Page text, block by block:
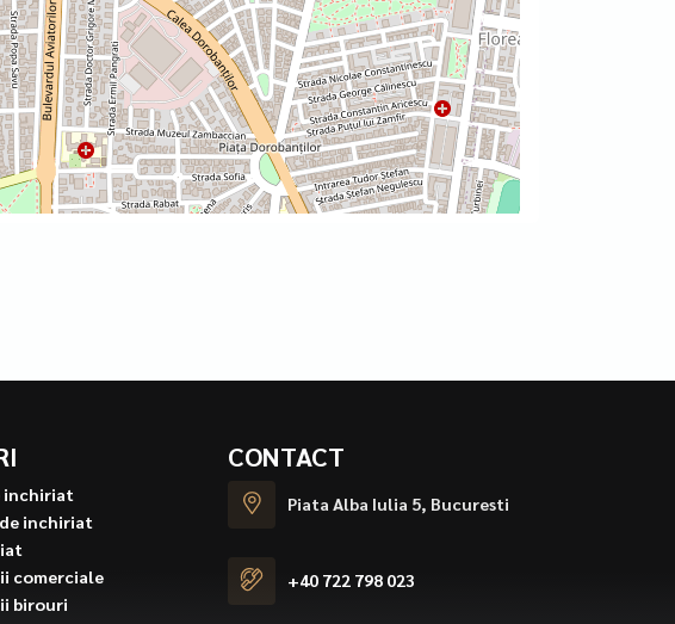
inchiriat
inchiriat
comerciale
birouri
CONTACT
Piata Alba Iulia 5, Bucuresti
+40 722 798 023